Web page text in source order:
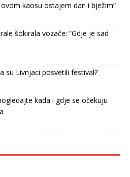
kaosu ostajem dan i bježim”
šokirala vozače: “Gdje je sad
su Livnjaci posvetili festival?
kada i gdje se očekuju